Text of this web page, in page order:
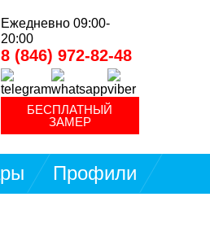
Ежедневно 09:00-
20:00
8 (846) 972-82-48
БЕСПЛАТНЫЙ
ЗАМЕР
Профили